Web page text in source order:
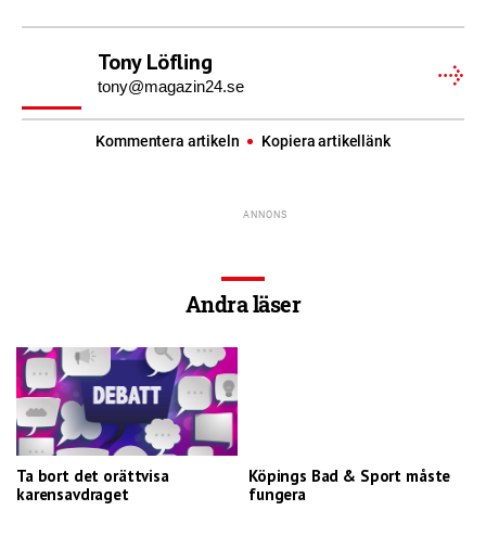
Tony Löfling
tony@magazin24.se
Kommentera artikeln Kopiera artikellänk
Andra läser
Ta bort det orättvisa
karensavdraget
Köpings Bad & Sport måste
fungera